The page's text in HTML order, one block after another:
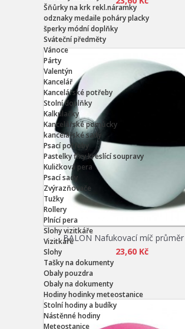
Šňůrky na krk rekl.náramky
odznaky medaile poháry placky
šperky módní doplňky
Sváteční předměty
Vánoce
Párty
Valentýn
Kancelář
Kancelářské potřeby
Stolní doplňky
Kalkulačky
Kancelářské pomůcky
kancelářské sady
Psací potřeby
Pastelky fixy kreslící soupravy
Kuličková pera
Psací sady
Zvýrazňovače
Tužky
Rollery
Plnící pera
Slohy vizitkáře
Vizitkáře
Slohy
Tašky na dokumenty
Obaly pouzdra
Obaly na dokumenty
Hodiny hodinky meteostanice
Stolní hodiny a budíky
Nástěnné hodiny
Meteostanice
BALON Nafukovací míč průměr
23,60 Kč